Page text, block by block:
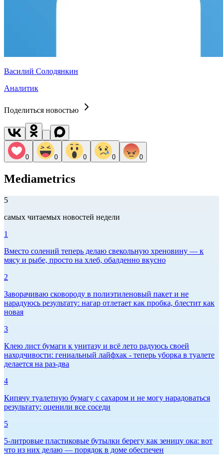
Василий Солодянкин
Аналитик
Поделиться новостью
0 0 0 0 0
Mediametrics
5
самых читаемых новостей недели
1
Вместо солений теперь делаю свекольную хреновину — к
мясу и рыбе, просто на хлеб, обалденно вкусно
2
Заворачиваю сковороду в полиэтиленовый пакет и не
нарадуюсь результату: нагар отлетает как пробка, блестит как
новая
3
Клею лист бумаги к унитазу и всё лето радуюсь своей
находчивости: гениальный лайфхак - теперь уборка в туалете
делается на раз-два
4
Кипячу туалетную бумагу с сахаром и не могу нарадоваться
результату: оценили все соседи
5
5-литровые пластиковые бутылки берегу как зеницу ока: вот
что из них делаю — порядок в доме обеспечен